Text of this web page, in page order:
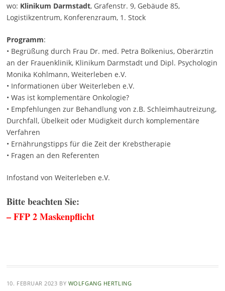
wo: Klinikum Darmstadt, Grafenstr. 9, Gebäude 85,
Logistikzentrum, Konferenzraum, 1. Stock
Programm:
• Begrüßung durch Frau Dr. med. Petra Bolkenius, Oberärztin
an der Frauenklinik, Klinikum Darmstadt und Dipl. Psychologin
Monika Kohlmann, Weiterleben e.V.
• Informationen über Weiterleben e.V.
• Was ist komplementäre Onkologie?
• Empfehlungen zur Behandlung von z.B. Schleimhautreizung,
Durchfall, Übelkeit oder Müdigkeit durch komplementäre
Verfahren
• Ernährungstipps für die Zeit der Krebstherapie
• Fragen an den Referenten
Infostand von Weiterleben e.V.
Bitte beachten Sie:
– FFP 2 Maskenpflicht
10. FEBRUAR 2023 BY WOLFGANG HERTLING